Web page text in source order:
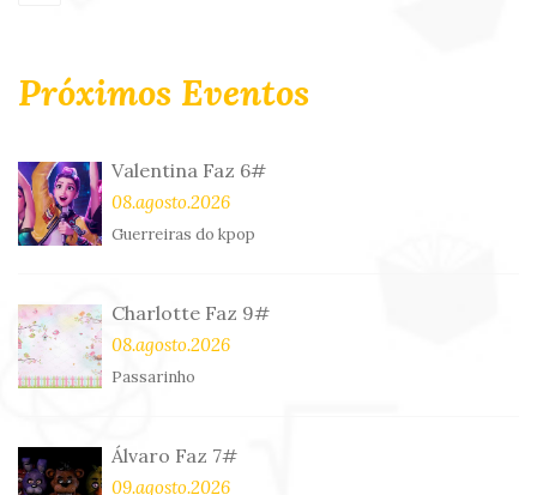
Próximos Eventos
Valentina Faz 6#
08.agosto.2026
Guerreiras do kpop
Charlotte Faz 9#
08.agosto.2026
Passarinho
Álvaro Faz 7#
09.agosto.2026